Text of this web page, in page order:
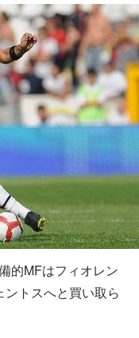
的MFはフィオレン
トスへと買い取ら